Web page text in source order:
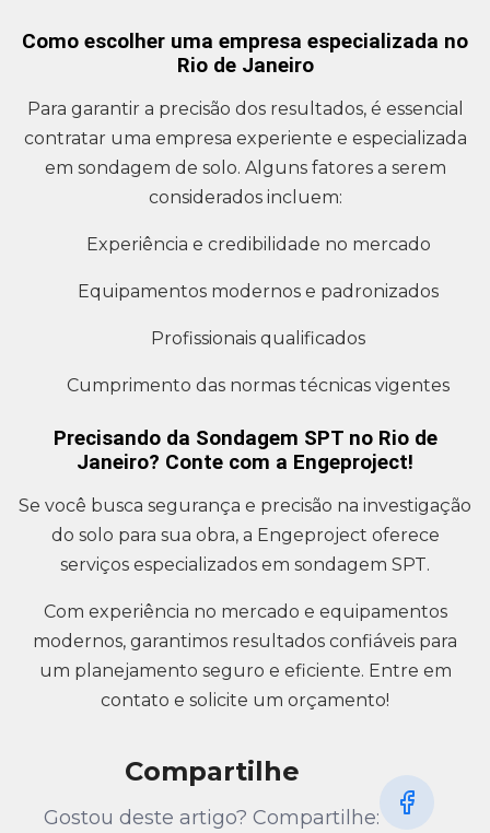
Como escolher uma empresa especializada no
Rio de Janeiro
Para garantir a precisão dos resultados, é essencial
contratar uma empresa experiente e especializada
em sondagem de solo. Alguns fatores a serem
considerados incluem:
Experiência e credibilidade no mercado
Equipamentos modernos e padronizados
Profissionais qualificados
Cumprimento das normas técnicas vigentes
Precisando da Sondagem SPT no Rio de
Janeiro? Conte com a Engeproject!
Se você busca segurança e precisão na investigação
do solo para sua obra, a Engeproject oferece
serviços especializados em sondagem SPT.
Com experiência no mercado e equipamentos
modernos, garantimos resultados confiáveis para
um planejamento seguro e eficiente. Entre em
contato e solicite um orçamento!
Compartilhe
Gostou deste artigo? Compartilhe: